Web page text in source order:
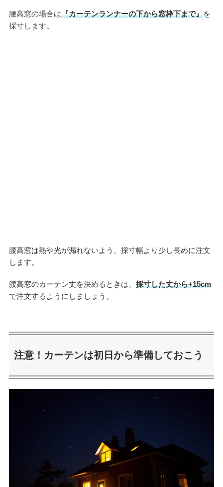
腰高窓の場合は『カーテンランナーの下から窓枠下まで』を
採寸します。
腰高窓は熱や光が漏れないよう、採寸幅より少し長めに注文
します。
腰高窓のカーテン丈を決めるときは、 採寸した丈から+15cm
で注文するようにしましょう。
注意！カーテンは初日から準備しておこう